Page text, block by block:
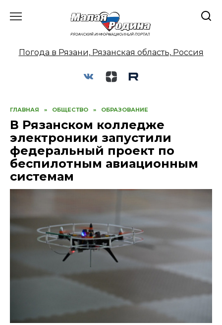
Погода в Рязани, Рязанская область, Россия
ГЛАВНАЯ » ОБЩЕСТВО » ОБРАЗОВАНИЕ
В Рязанском колледже
электроники запустили
федеральный проект по
беспилотным авиационным
системам